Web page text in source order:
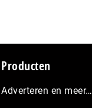
Producten
Adverteren en meer…